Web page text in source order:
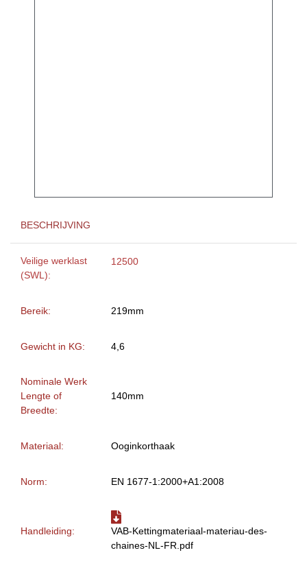
BESCHRIJVING
Veilige werklast
(SWL):
12500
Bereik: 219mm
Gewicht in KG: 4,6
Nominale Werk
Lengte of
Breedte:
140mm
Materiaal: Ooginkorthaak
Norm: EN 1677-1:2000+A1:2008
Handleiding:
VAB-Kettingmateriaal-materiau-des-
chaines-NL-FR.pdf